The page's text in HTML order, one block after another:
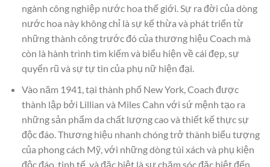
ngành công nghiệp nước hoa thế giới. Sự ra đời của dòng
nước hoa này không chỉ là sự kế thừa và phát triển từ
những thành công trước đó của thương hiệu Coach mà
còn là hành trình tìm kiếm và biểu hiện về cái đẹp, sự
quyến rũ và sự tự tin của phụ nữ hiện đại.
Vào năm 1941, tại thành phố New York, Coach được
thành lập bởi Lillian và Miles Cahn với sứ mệnh tạo ra
những sản phẩm da chất lượng cao và thiết kế thực sự
độc đáo. Thương hiệu nhanh chóng trở thành biểu tượng
của phong cách Mỹ, với những dòng túi xách và phụ kiện
độc đáo, tinh tế, và đặc biệt là sự chăm sóc đặc biệt đến